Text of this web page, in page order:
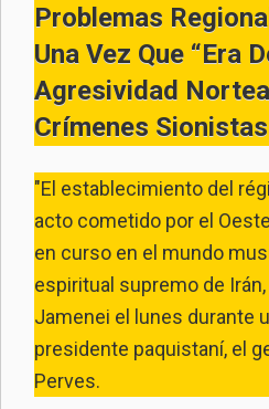
Problemas
Una Vez Que “era
Agresividad
Crímenes
"El establecimiento del
acto cometido por el
en curso en el mundo
espiritual supremo de
Jamenei el lunes durante
presidente paquistaní, el
Perves.